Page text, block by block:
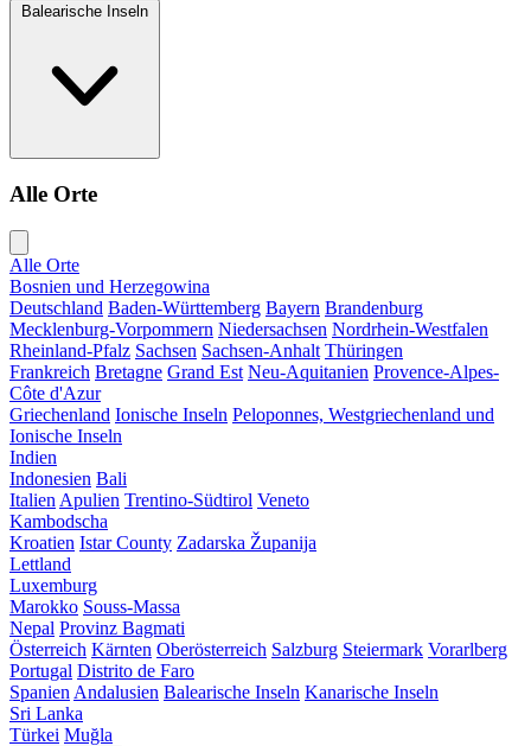
Balearische Inseln
Alle Orte
Alle Orte
Bosnien und Herzegowina
Deutschland Baden-Württemberg Bayern Brandenburg
Mecklenburg-Vorpommern Niedersachsen Nordrhein-Westfalen
Rheinland-Pfalz Sachsen Sachsen-Anhalt Thüringen
Frankreich Bretagne Grand Est Neu-Aquitanien Provence-Alpes-
Côte d'Azur
Griechenland Ionische Inseln Peloponnes, Westgriechenland und
Ionische Inseln
Indien
Indonesien Bali
Italien Apulien Trentino-Südtirol Veneto
Kambodscha
Kroatien Istar County Zadarska Županija
Lettland
Luxemburg
Marokko Souss-Massa
Nepal Provinz Bagmati
Österreich Kärnten Oberösterreich Salzburg Steiermark Vorarlberg
Portugal Distrito de Faro
Spanien Andalusien Balearische Inseln Kanarische Inseln
Sri Lanka
Türkei Muğla